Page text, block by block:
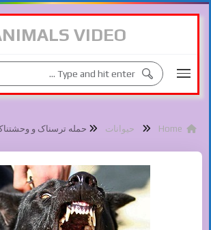
VIDEO
حیوانات حمله ترسناک و